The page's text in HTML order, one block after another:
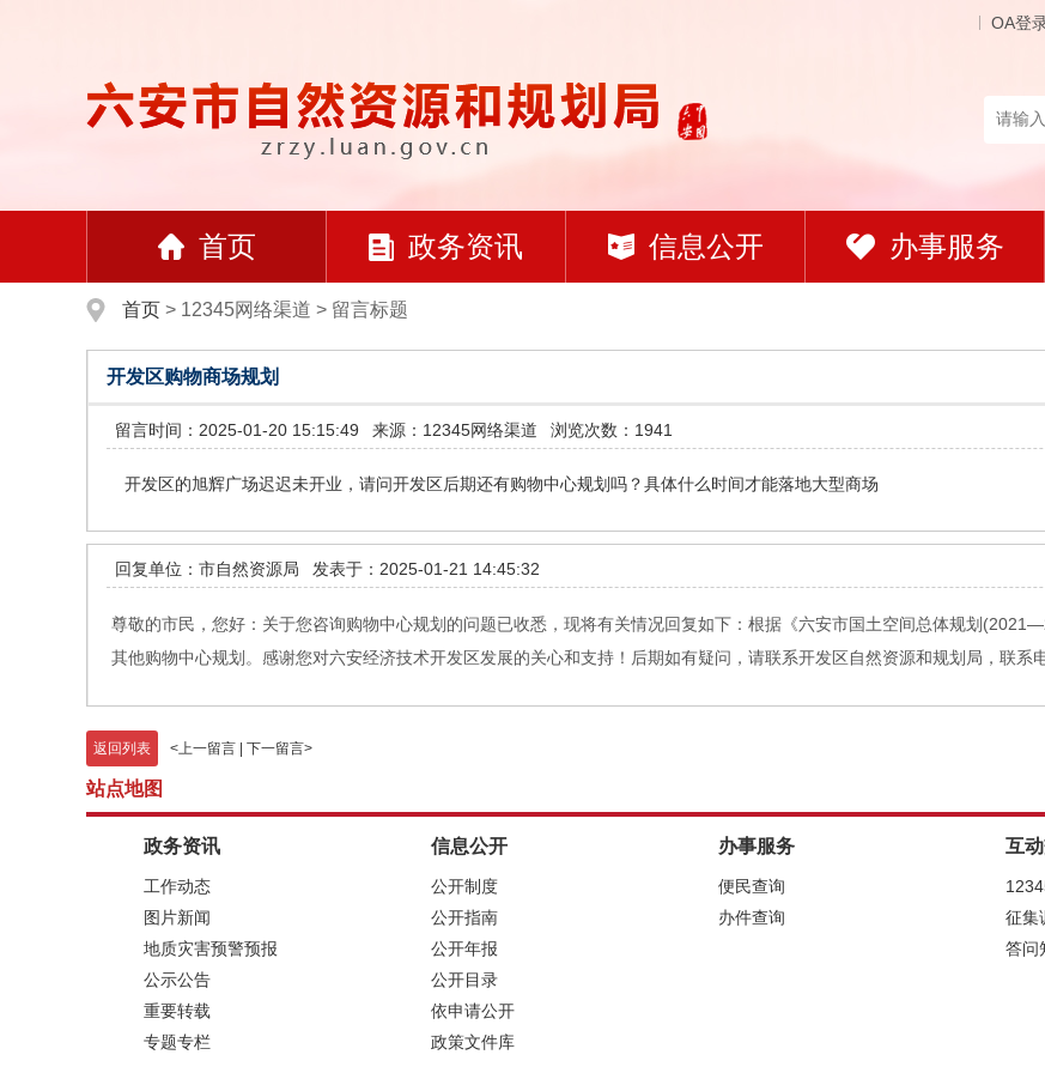
OA登
首页 政务资讯 信息公开 办事服务
首页 > 12345网络渠道 > 留言标题
开发区购物商场规划
留言时间：2025-01-20 15:15:49 来源：12345网络渠道 浏览次数：1941
开发区的旭辉广场迟迟未开业，请问开发区后期还有购物中心规划吗？具体什么时间才能落地大型商场
回复单位：市自然资源局 发表于：2025-01-21 14:45:32
尊敬的市民，您好：关于您咨询购物中心规划的问题已收悉，现将有关情况回复如下：根据《六安市国土空间总体规划
其他购物中心规划。感谢您对六安经济技术开发区发展的关心和支持！后期如有疑问，请联系开发区自然资源和规划局，联系
返回列表 <上一留言 下一留言>
站点地图
政务资讯
工作动态
图片新闻
地质灾害预警预报
公示公告
重要转载
专题专栏
信息公开
公开制度
公开指南
公开年报
公开目录
依申请公开
政策文件库
办事服务
便民查询
办件查询
互
征集
答问